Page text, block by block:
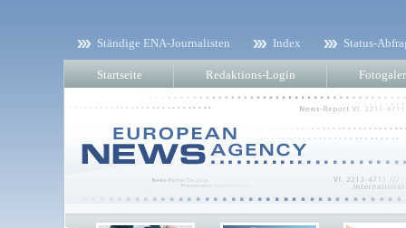
Ständige ENA-Journalisten Index Status-
Startseite Redaktions-Login